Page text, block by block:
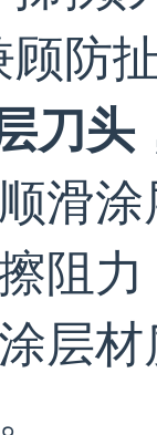
防
刀
滑
阻
层